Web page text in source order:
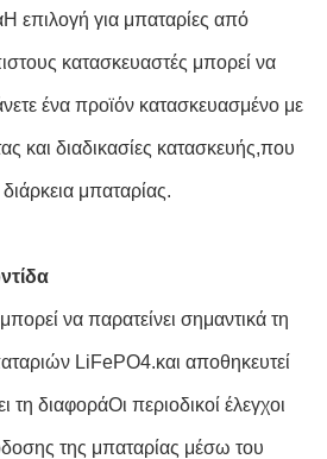
επιλογή για μπαταρίες από
κατασκευαστές μπορεί να
ένα προϊόν κατασκευασμένο με
και διαδικασίες κατασκευής,που
μπαταρίας.
να παρατείνει σημαντικά τη
LiFePO4.και αποθηκευτεί
διαφοράΟι περιοδικοί έλεγχοι
της μπαταρίας μέσω του